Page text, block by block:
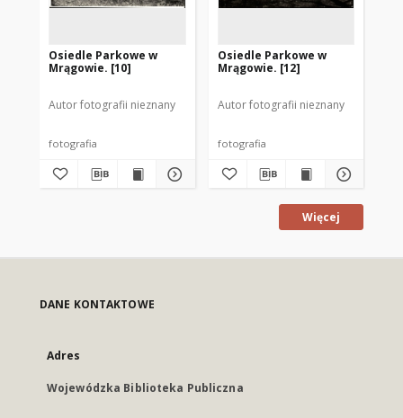
Osiedle Parkowe w
Mrągowie. [10]
Autor fotografii nieznany
fotografia
Osiedle Parkowe w
Mrągowie. [12]
Autor fotografii nieznany
fotografia
Więcej
DANE KONTAKTOWE
Adres
Wojewódzka Biblioteka Publiczna